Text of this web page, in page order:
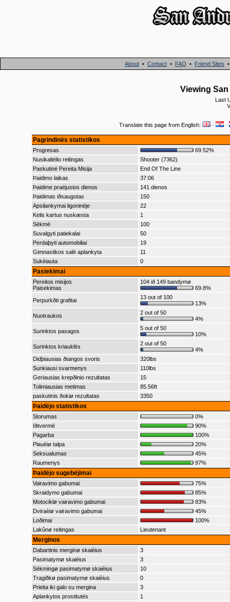
About • Contact • FAQ • Friend Sites
Viewing
Last
Translate this page from English: · ·
Pagrindinës statistikos
Progresas
69.52%
Nusikaltëlio reitingas
Shooter (7362)
Paskutinë Pereita Misija
End Of The Line
Þaidimo laikas
37:06
Þaidime praëjusios dienos
141 dienos
Þaidimas iðsaugotas
150
Apsilankymai ligoninëje
22
Kelis kartus nuskæsta
1
Sëkmë
100
Suvalgyti patiekalai
50
Perdaþyti automobiliai
19
Gimnastikos salë aplankyta
11
Sukèiauta
0
Pasiekimai
Pereitos misijos
Paisekimas
104 ið 149 bandymø
69.8%
Perpurkðti grafitai
13 out of 100
13%
Nuotraukos
2 out of 50
4%
Surinktos pasagos
5 out of 50
10%
Surinktos kriauklës
2 out of 50
4%
Didþiausias ðtangos svoris
320lbs
Sunkiausi svarmenys
110lbs
Geriausias krepðinio rezultatas
15
Tolimiausias metimas
85.56ft
paskutinis ðokiø rezultatas
3350
Þaidëjo statistikos
Storumas
0%
Iðtvermë
90%
Pagarba
100%
Plauèiø talpa
20%
Seksualumas
45%
Raumenys
97%
Þaidëjo sugebëjimai
Vairavimo gabumai
75%
Skraidymo gabumai
85%
Motociklø vairavimo gabumai
83%
Dviraèiø vairavimo gabumai
45%
Loðimai
100%
Lakûnø reitingas
Lieutenant
Merginos
Dabartinis merginø skaièius
3
Pasimatymø skaièius
3
Sëkmingø pasimatymø skaièius
10
Tragiðkø pasimatymø skaièius
0
Prieita iki galo su mergina
3
Aplankytos prostitutës
1